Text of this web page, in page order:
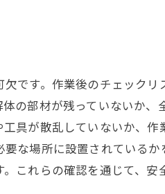
です。作業後のチェック
の部材が残っていないか
具が散乱していないか、
な場所に設置されている
これらの確認を通じて、